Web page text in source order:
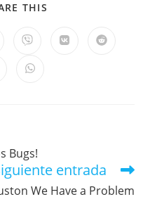
THIS
Bugs!
entrada
We Have a Problem